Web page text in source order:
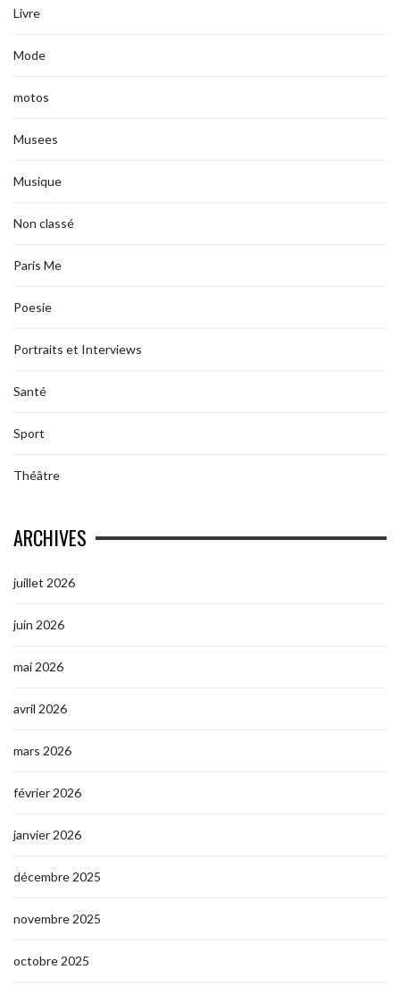
Livre
Mode
motos
Musees
Musique
Non classé
Paris Me
Poesie
Portraits et Interviews
Santé
Sport
Théâtre
ARCHIVES
juillet 2026
juin 2026
mai 2026
avril 2026
mars 2026
février 2026
janvier 2026
décembre 2025
novembre 2025
octobre 2025